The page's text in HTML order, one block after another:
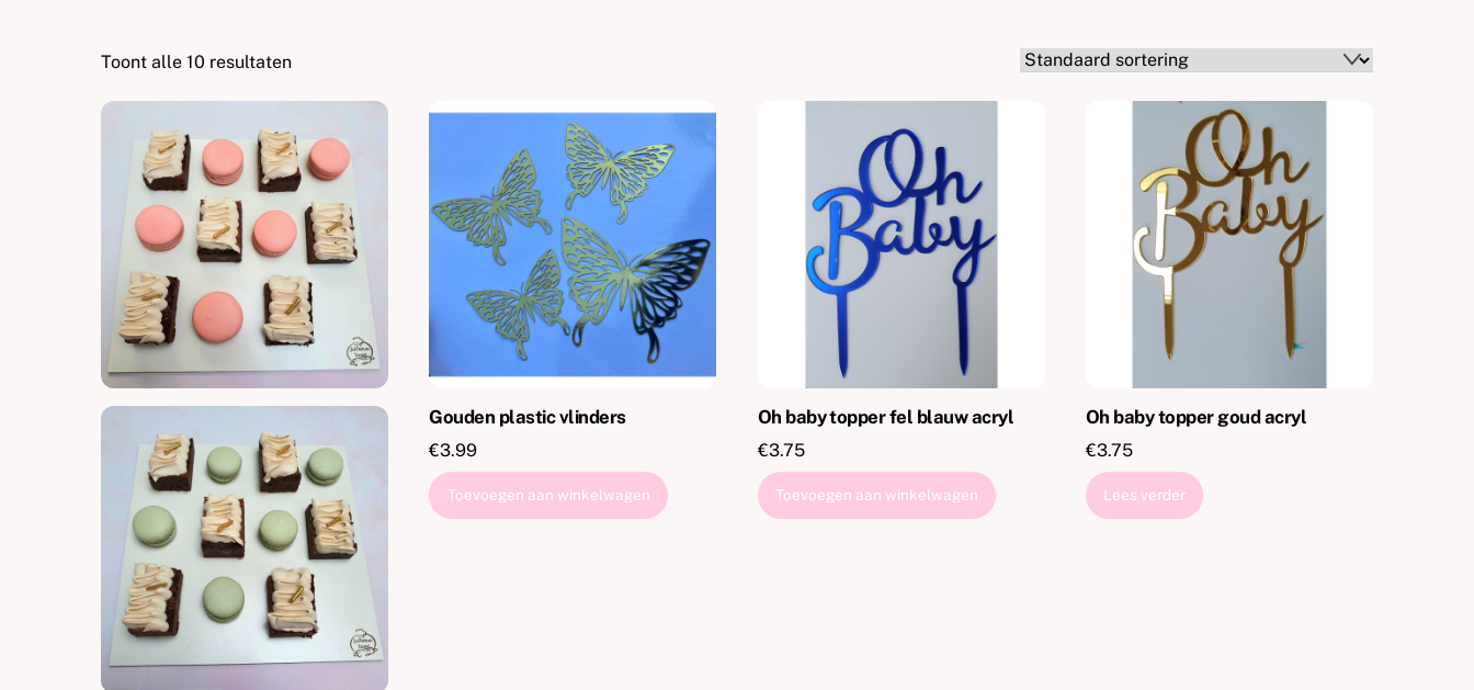
Toont alle 10 resultaten
Gouden plastic vlinders
€3.99
Toevoegen aan winkelwagen
Oh baby topper fel blauw acryl
€3.75
Toevoegen aan winkelwagen
Oh baby topper goud acryl
€3.75
Lees verder